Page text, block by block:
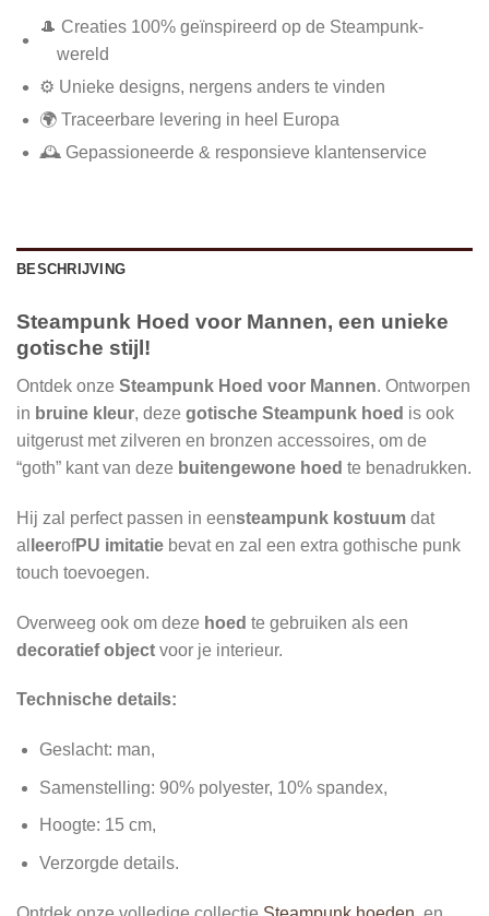
🎩 Creaties 100% geïnspireerd op de Steampunk-
wereld
⚙️ Unieke designs, nergens anders te vinden
🌍 Traceerbare levering in heel Europa
🕰️ Gepassioneerde & responsieve klantenservice
BESCHRIJVING
Steampunk Hoed voor Mannen, een unieke
gotische stijl!
Ontdek onze Steampunk Hoed voor Mannen. Ontworpen
in bruine kleur, deze gotische Steampunk hoed is ook
uitgerust met zilveren en bronzen accessoires, om de
“goth” kant van deze buitengewone hoed te benadrukken.
Hij zal perfect passen in eensteampunk kostuum dat
al leerofPU imitatie bevat en zal een extra gothische punk
touch toevoegen.
Overweeg ook om deze hoed te gebruiken als een
decoratief object voor je interieur.
Technische details:
Geslacht: man,
Samenstelling: 90% polyester, 10% spandex,
Hoogte: 15 cm,
Verzorgde details.